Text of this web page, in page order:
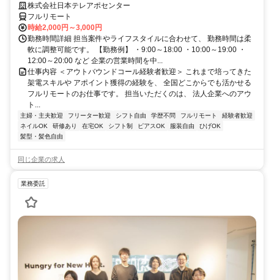
株式会社日本テレアポセンター
フルリモート
時給2,000円～3,000円
勤務時間詳細 担当案件やライフスタイルに合わせて、 勤務時間は柔
軟に調整可能です。 【勤務例】 ・9:00～18:00 ・10:00～19:00 ・
12:00～20:00 など 企業の営業時間を中...
仕事内容 ＜アウトバウンドコール経験者歓迎＞ これまで培ってきた
架電スキルや アポイント獲得の経験を、 全国どこからでも活かせる
フルリモートのお仕事です。 担当いただくのは、 法人企業へのアウ
ト...
主婦・主夫歓迎 フリーター歓迎 シフト自由 学歴不問 フルリモート
経験者歓迎
ネイルOK
研修あり 在宅OK シフト制 ピアスOK 服装自由
ひげOK
髪型・髪色自由
同じ企業の求人
業務委託